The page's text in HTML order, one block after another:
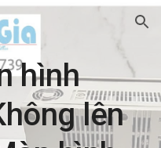
Skip to navigation
hình
lên